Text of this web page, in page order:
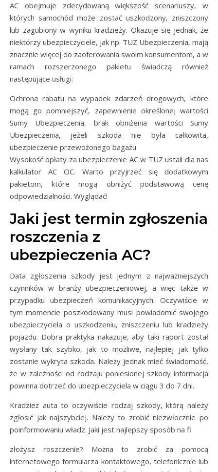
AC obejmuje zdecydowaną większość scenariuszy, w
których samochód może zostać uszkodzony, zniszczony
lub zagubiony w wyniku kradzieży. Okazuje się jednak, że
niektórzy ubezpieczyciele, jak np. TUZ Ubezpieczenia, mają
znacznie więcej do zaoferowania swoim konsumentom, a w
ramach rozszerzonego pakietu świadczą również
następujące usługi:
Ochrona rabatu na wypadek zdarzeń drogowych, które
mogą go pomniejszyć, zapewnienie określonej wartości
Sumy Ubezpieczenia, brak obniżenia wartości Sumy
Ubezpieczenia, jeżeli szkoda nie była całkowita,
ubezpieczenie przewożonego bagażu
Wysokość opłaty za ubezpieczenie AC w ​​TUZ ustali dla nas
kalkulator AC OC. Warto przyjrzeć się dodatkowym
pakietom, które mogą obniżyć podstawową cenę
odpowiedzialności. Wyglądać!
Jaki jest termin zgłoszenia
roszczenia z
ubezpieczenia AC?
Data zgłoszenia szkody jest jednym z najważniejszych
czynników w branży ubezpieczeniowej, a więc także w
przypadku ubezpieczeń komunikacyjnych. Oczywiście w
tym momencie poszkodowany musi powiadomić swojego
ubezpieczyciela o uszkodzeniu, zniszczeniu lub kradzieży
pojazdu. Dobra praktyka nakazuje, aby taki raport został
wysłany tak szybko, jak to możliwe, najlepiej jak tylko
zostanie wykryta szkoda. Należy jednak mieć świadomość,
że w zależności od rodzaju poniesionej szkody informacja
powinna dotrzeć do ubezpieczyciela w ciągu 3 do 7 dni.
Kradzież auta to oczywiście rodzaj szkody, którą należy
zgłosić jak najszybciej. Należy to zrobić niezwłocznie po
poinformowaniu władz. Jaki jest najlepszy sposób na fi
złożysz roszczenie? Można to zrobić za pomocą
internetowego formularza kontaktowego, telefonicznie lub